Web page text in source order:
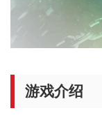
游戏介绍